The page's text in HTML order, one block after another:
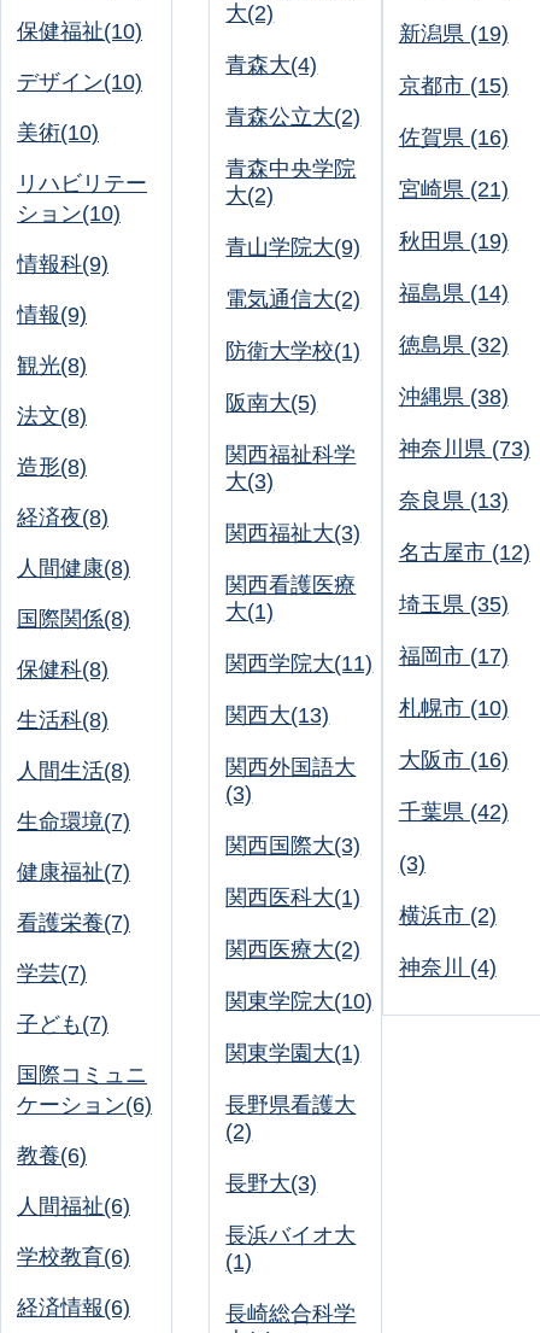
保健福祉(10)
デザイン(10)
美術(10)
リハビリテー
ション(10)
情報科(9)
情報(9)
観光(8)
法文(8)
造形(8)
経済夜(8)
人間健康(8)
国際関係(8)
保健科(8)
生活科(8)
人間生活(8)
生命環境(7)
健康福祉(7)
看護栄養(7)
学芸(7)
子ども(7)
国際コミュニ
ケーション(6)
教養(6)
人間福祉(6)
学校教育(6)
経済情報(6)
大(2)
青森大(4)
青森公立大(2)
青森中央学院
大(2)
青山学院大(9)
電気通信大(2)
防衛大学校(1)
阪南大(5)
関西福祉科学
大(3)
関西福祉大(3)
関西看護医療
大(1)
関西学院大(11)
関西大(13)
関西外国語大
(3)
関西国際大(3)
関西医科大(1)
関西医療大(2)
関東学院大(10)
関東学園大(1)
長野県看護大
(2)
長野大(3)
長浜バイオ大
(1)
長崎総合科学
新潟県 (19)
京都市 (15)
佐賀県 (16)
宮崎県 (21)
秋田県 (19)
福島県 (14)
徳島県 (32)
沖縄県 (38)
神奈川県 (73)
奈良県 (13)
名古屋市 (12)
埼玉県 (35)
福岡市 (17)
札幌市 (10)
大阪市 (16)
千葉県 (42)
(3)
横浜市 (2)
神奈川 (4)